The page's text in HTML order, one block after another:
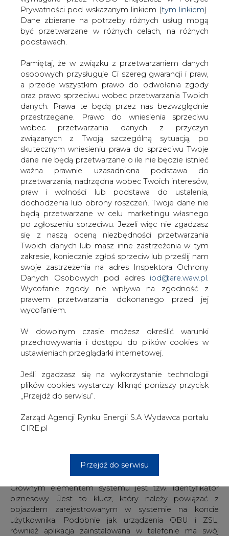
Prywatności pod wskazanym linkiem (tym linkiem).
Dane zbierane na potrzeby różnych usług mogą
być przetwarzane w różnych celach, na różnych
podstawach.
Pamiętaj, że w związku z przetwarzaniem danych
osobowych przysługuje Ci szereg gwarancji i praw,
a przede wszystkim prawo do odwołania zgody
oraz prawo sprzeciwu wobec przetwarzania Twoich
danych. Prawa te będą przez nas bezwzględnie
przestrzegane. Prawo do wniesienia sprzeciwu
wobec przetwarzania danych z przyczyn
związanych z Twoją szczególną sytuacją, po
skutecznym wniesieniu prawa do sprzeciwu Twoje
dane nie będą przetwarzane o ile nie będzie istnieć
ważna prawnie uzasadniona podstawa do
przetwarzania, nadrzędna wobec Twoich interesów,
praw i wolności lub podstawa do ustalenia,
dochodzenia lub obrony roszczeń. Twoje dane nie
będą przetwarzane w celu marketingu własnego
po zgłoszeniu sprzeciwu. Jeżeli więc nie zgadzasz
się z naszą oceną niezbędności przetwarzania
Twoich danych lub masz inne zastrzeżenia w tym
zakresie, koniecznie zgłoś sprzeciw lub prześlij nam
swoje zastrzeżenia na adres Inspektora Ochrony
Danych Osobowych pod adres iod@are.waw.pl
Wycofanie zgody nie wpływa na zgodność z
prawem przetwarzania dokonanego przed jej
wycofaniem.
W dowolnym czasie możesz określić warunki
przechowywania i dostępu do plików cookies w
ustawieniach przeglądarki internetowej.
Jeśli zgadzasz się na wykorzystanie technologii
plików cookies wystarczy kliknąć poniższy przycisk
„Przejdź do serwisu”.
Zarząd Agencji Rynku Energii S.A Wydawca portalu
CIRE.pl
Przejdź do serwisu
Mija rok z nowym systemem
poboru opłat eTOLL
Mija właśnie rok od rewolucji w poborze
opłat drogowych w Polsce
Choć oficjalnie system eTOLL został wprowadzony w
czerwcu 2021 roku, to zaczął obowiązywać na dobre od
początku października ubiegłego roku, zastępując
całkowicie funkcjonowanie viaTOLL-u. Firmy
transportowe przyzwyczaiły się już do nowego systemu
opłat elektronicznych i poruszają się po nim coraz
sprawniej. Niemniej jednak w dalszym ciągu zdarza się im
zaniedbać niektóre z obowiązków dotyczących nowego
systemu poboru opłat. W przeciągu roku GITD
odnotowało ponad 60 tys. naruszeń w obszarze eTOLLu
dotyczących pojazdów ciężkich. O czym najczęściej
zapominają przewoźnicy w natłoku spraw? Między
innymi o kluczowej kwestii, czyli dokonaniu opłaty za
przejazd. Jakie są inne błędy popełnianie przez
przedsiębiorców i co może zrobić firma transportowa w
sytuacji, gdy już została naliczona kara za przejazd po
płatnym odcinku drogi? Między innymi na te pytania
odpowiadają eksperci Grupy Inelo.
OBU, ZSL i aplikacja – w jaki sposób łączy się pojazd z
Głównym elementem systemu jest tzw. identyfikator
biznesowy. Jest to klucz, który należy powiązać z
pojazdem zarejestrowanym w systemie na koncie
użytkownika. Podobnie jak urządzenia OBU i ZSL,
również aplikacja zainstalowana w telefonie ma swój